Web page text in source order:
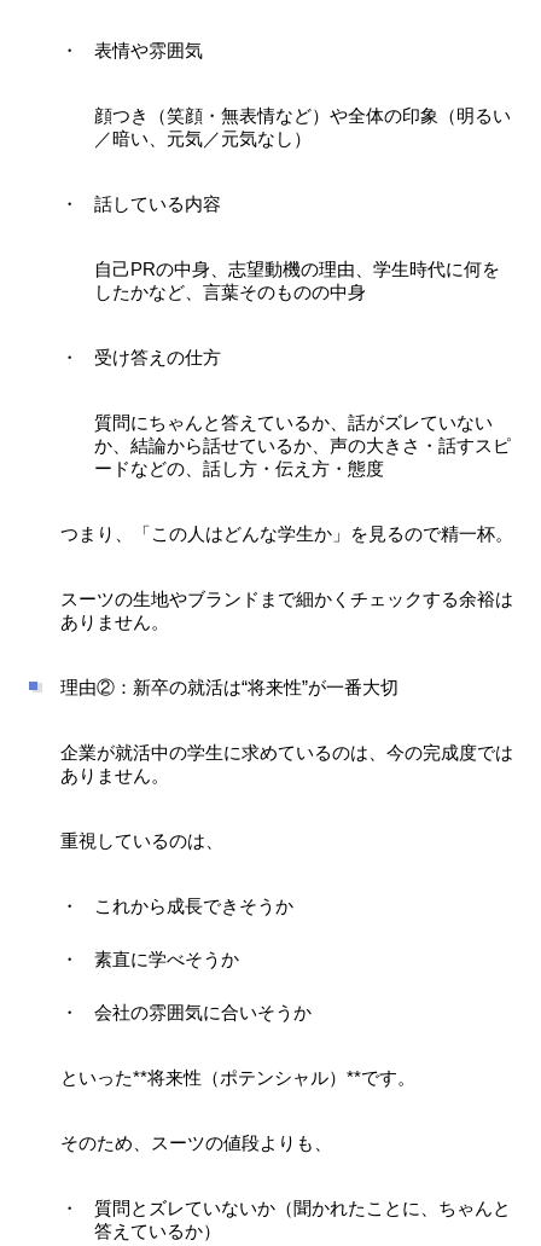
表情や雰囲気
顔つき（笑顔・無表情など）や全体の印象（明るい
／暗い、元気／元気なし）
話している内容
自己PRの中身、志望動機の理由、学生時代に何を
したかなど、言葉そのものの中身
受け答えの仕方
質問にちゃんと答えているか、話がズレていない
か、結論から話せているか、声の大きさ・話すスピ
ードなどの、話し方・伝え方・態度
つまり、「この人はどんな学生か」を見るので精一杯。
スーツの生地やブランドまで細かくチェックする余裕は
ありません。
理由②：新卒の就活は“将来性”が一番大切
企業が就活中の学生に求めているのは、今の完成度では
ありません。
重視しているのは、
これから成長できそうか
素直に学べそうか
会社の雰囲気に合いそうか
といった**将来性（ポテンシャル）**です。
そのため、スーツの値段よりも、
質問とズレていないか（聞かれたことに、ちゃんと
答えているか）